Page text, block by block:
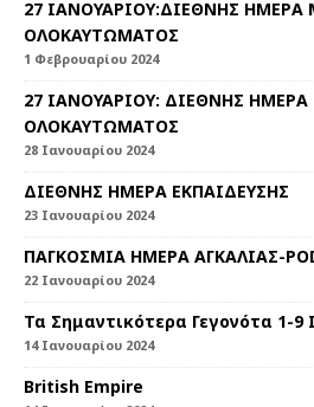
27 ΙΑΝΟΥΑΡΙΟΥ:ΔΙΕΘΝΗΣ
ΟΛΟΚΑΥΤΩΜΑΤΟΣ
1 Φεβρουαρίου 2024
27 ΙΑΝΟΥΑΡΙΟΥ: ΔΙΕΘΝΗΣ
ΟΛΟΚΑΥΤΩΜΑΤΟΣ
28 Ιανουαρίου 2024
ΔΙΕΘΝΗΣ ΗΜΕΡΑ ΕΚΠΑΙΔΕΥΣΗΣ
23 Ιανουαρίου 2024
ΠΑΓΚΟΣΜΙΑ ΗΜΕΡΑ ΑΓΚΑΛΙΑΣ-
22 Ιανουαρίου 2024
Τα Σημαντικότερα Γεγονότα 1-9
14 Ιανουαρίου 2024
British Empire